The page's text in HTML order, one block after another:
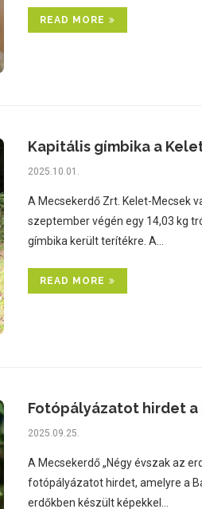
READ MORE
Kapitális gímbika a
2025.10.01.
A Mecsekerdő Zrt. Kelet-Mecsek
szeptember végén egy 14,03 kg
gímbika került terítékre. A…
READ MORE
Fotópályázatot hirdet a
2025.09.25.
A Mecsekerdő „Négy évszak az
fotópályázatot hirdet, amelyre a
erdőkben készült képekkel…